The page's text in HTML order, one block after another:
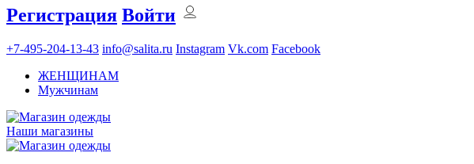
Регистрация Войти
+7-495-204-13-43 info@salita.ru Instagram Vk.com Facebook
ЖЕНЩИНАМ
Мужчинам
Наши магазины